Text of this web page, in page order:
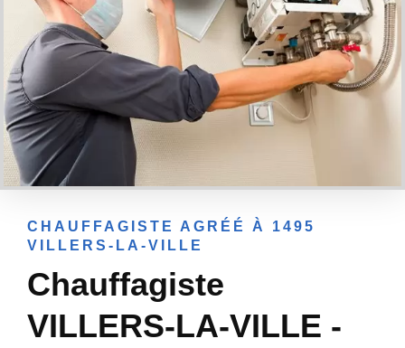
CHAUFFAGISTE AGRÉÉ À 1495
VILLERS-LA-VILLE
Chauffagiste
VILLERS-LA-VILLE -